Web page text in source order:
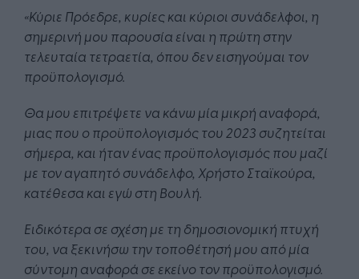
«Κύριε Πρόεδρε, κυρίες και κύριοι συνάδελφοι, η
σημερινή μου παρουσία είναι η πρώτη στην
τελευταία τετραετία, όπου δεν εισηγούμαι τον
προϋπολογισμό.
Θα μου επιτρέψετε να κάνω μία μικρή αναφορά,
μιας που ο προϋπολογισμός του 2023 συζητείται
σήμερα, και ήταν ένας προϋπολογισμός που μαζί
με τον αγαπητό συνάδελφο, Χρήστο Σταϊκούρα,
κατέθεσα και εγώ στη Βουλή.
Ειδικότερα σε σχέση με τη δημοσιονομική πτυχή
του, να ξεκινήσω την τοποθέτησή μου από μία
σύντομη αναφορά σε εκείνο τον προϋπολογισμό.